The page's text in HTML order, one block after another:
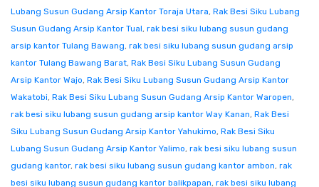
Lubang Susun Gudang Arsip Kantor Toraja Utara, Rak Besi Siku Lubang
Susun Gudang Arsip Kantor Tual, rak besi siku lubang susun gudang
arsip kantor Tulang Bawang, rak besi siku lubang susun gudang arsip
kantor Tulang Bawang Barat, Rak Besi Siku Lubang Susun Gudang
Arsip Kantor Wajo, Rak Besi Siku Lubang Susun Gudang Arsip Kantor
Wakatobi, Rak Besi Siku Lubang Susun Gudang Arsip Kantor Waropen,
rak besi siku lubang susun gudang arsip kantor Way Kanan, Rak Besi
Siku Lubang Susun Gudang Arsip Kantor Yahukimo, Rak Besi Siku
Lubang Susun Gudang Arsip Kantor Yalimo, rak besi siku lubang susun
gudang kantor, rak besi siku lubang susun gudang kantor ambon, rak
besi siku lubang susun gudang kantor balikpapan, rak besi siku lubang